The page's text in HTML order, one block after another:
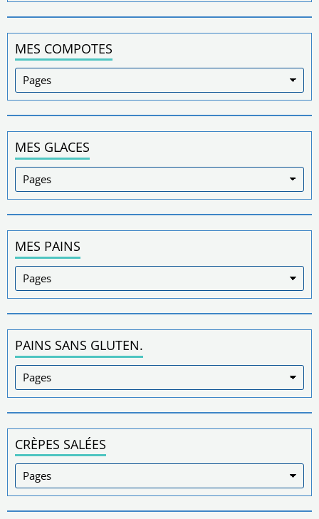
MES COMPOTES
MES GLACES
MES PAINS
PAINS SANS GLUTEN.
CRÈPES SALÉES